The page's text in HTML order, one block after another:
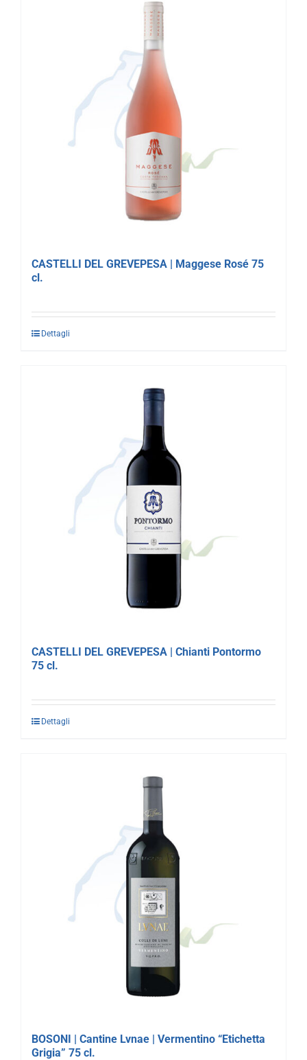
CASTELLI DEL GREVEPESA | Maggese Rosé 75
cl.
Dettagli
CASTELLI DEL GREVEPESA | Chianti Pontormo
75 cl.
Dettagli
BOSONI | Cantine Lvnae | Vermentino “Etichetta
Grigia” 75 cl.